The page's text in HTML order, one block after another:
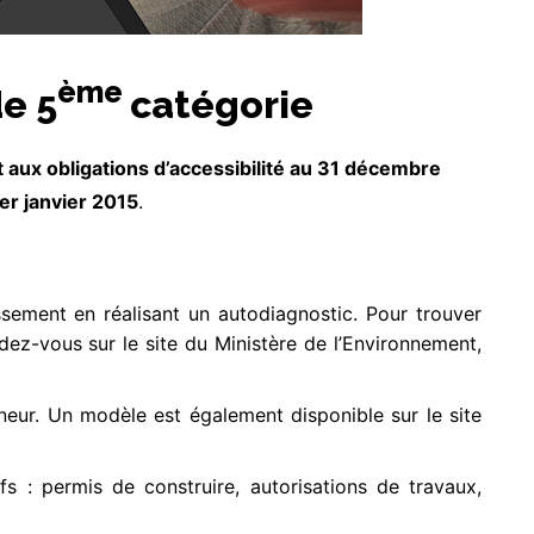
5ème catégorie
obligations d’accessibilité au 31 décembre
janvier 2015.
en réalisant un autodiagnostic. Pour trouver
vous sur le site du Ministère de l’Environnement,
Un modèle est également disponible sur le site
: permis de construire, autorisations de travaux,